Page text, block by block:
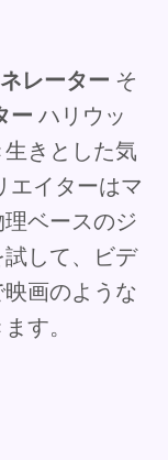
レーター そ
ー ハリウッ
きとした気
エイターはマ
ベースのジ
して、ビデ
画のような
す。